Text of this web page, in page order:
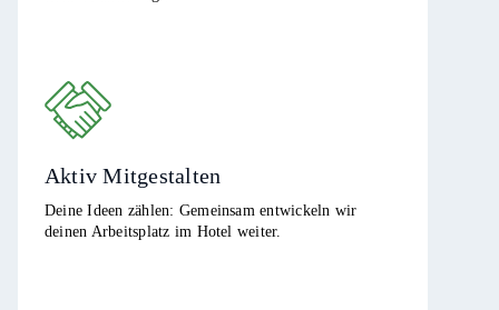
Aktiv Mitgestalten
Deine Ideen zählen: Gemeinsam entwickeln wir
deinen Arbeitsplatz im Hotel weiter.